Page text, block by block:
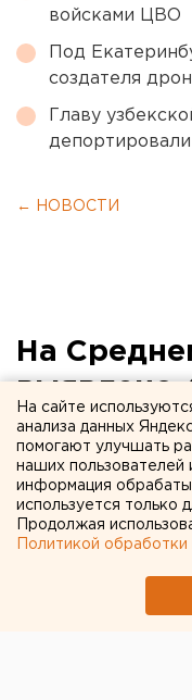
войсками ЦВО
Под
создателя
Главу
← НОВОСТИ
На
выявлено
случая
На сайте
анализа данных
помогают улучшать
наших пользователей
информация
используется только
Продолжая
Политикой